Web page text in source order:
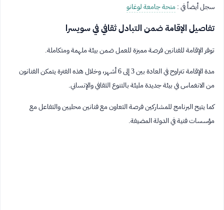
سجل أيضاً في :منحة جامعة لوغانو
تفاصيل الإقامة ضمن التبادل ثقافي في سويسرا
توفر الإقامة للفنانين فرصة مميزة للعمل ضمن بيئة ملهمة ومتكاملة.
مدة الإقامة تتراوح في العادة بين 3 إلى 6 أشهر، وخلال هذه الفترة يتمكن الفنانون
من الانغماس في بيئة جديدة مليئة بالتنوع الثقافي والإنساني.
كما يتيح البرنامج للمشاركين فرصة التعاون مع فنانين محليين والتفاعل مع
مؤسسات فنية في الدولة المضيفة.